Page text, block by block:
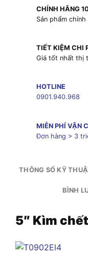
CHÍNH HÃNG
Sản phẩm chính
TIẾT KIỆM CHI
Giá tốt nhất thị
HOTLINE
0901.940.968
MIỄN PHÍ VẬN
Đơn hàng > 3
THÔNG SỐ KỸ
BÌNH
5″ Kìm